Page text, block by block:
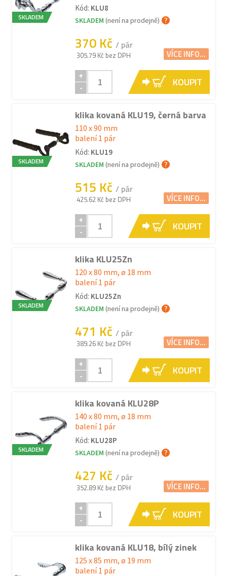
SKLADEM
Kód: KLU8
SKLADEM (není na prodejně)
370 Kč / pár
305.79 Kč bez DPH VÍCE INFO...
+
-
KOUPIT
SKLADEM
klika kovaná KLU19, černá barva
110 x 90 mm
balení 1 pár
Kód: KLU19
SKLADEM (není na prodejně)
515 Kč / pár
425.62 Kč bez DPH VÍCE INFO...
+
-
KOUPIT
SKLADEM
klika KLU25Zn
120 x 80 mm, ø 18 mm
balení 1 pár
Kód: KLU25Zn
SKLADEM (není na prodejně)
471 Kč / pár
389.26 Kč bez DPH VÍCE INFO...
+
-
KOUPIT
SKLADEM
klika kovaná KLU28P
140 x 80 mm, ø 18 mm
balení 1 pár
Kód: KLU28P
SKLADEM (není na prodejně)
427 Kč / pár
352.89 Kč bez DPH VÍCE INFO...
+
-
KOUPIT
klika kovaná KLU18, bílý zinek
125 x 85 mm, ø 19 mm
balení 1 pár